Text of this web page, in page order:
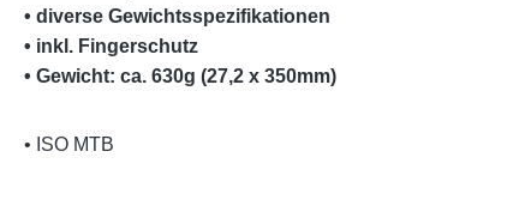
• diverse Gewichtsspezifikationen
• inkl. Fingerschutz
• Gewicht: ca. 630g (27,2 x 350mm)
• ISO MTB